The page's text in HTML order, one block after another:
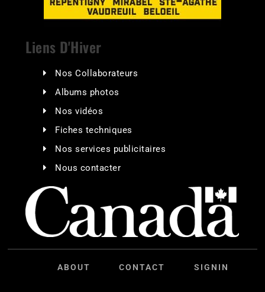
Liens D'Hiver
Nos Collaborateurs
Albums photos
Nos vidéos
Fiches techniques
Nos services publicitaires
Nous contacter
ABOUT CONTACT SIGNIN